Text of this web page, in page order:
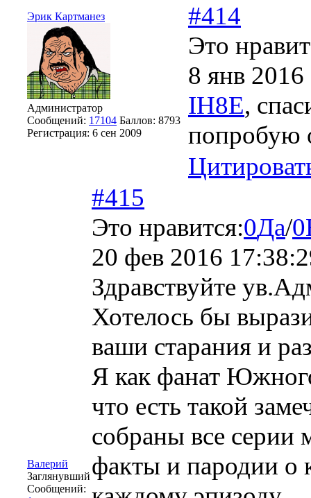
Эрик Картманез
Администратор
Сообщений: 17104 Баллов: 8793
Регистрация: 6 сен 2009
#414
Это
8 янв
IH8E,
попробую
Валерий
Заглянувший
Сообщений:
#415
Это нравится:0Да/0
20 фев 2016
Здравствуйте
Хотелось бы
ваши старания и
Я как фанат
что есть такой
собраны все
факты и пародии о